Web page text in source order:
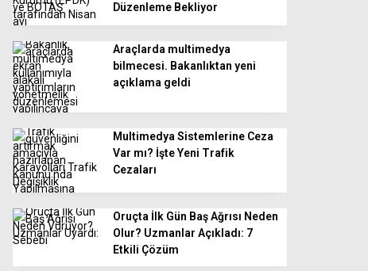
Düzenleme Bekliyor
Araçlarda multimedya
bilmecesi. Bakanlıktan yeni
açıklama geldi
Multimedya Sistemlerine Ceza
Var mı? İşte Yeni Trafik
Cezaları
Oruçta İlk Gün Baş Ağrısı Neden
Olur? Uzmanlar Açıkladı: 7
Etkili Çözüm